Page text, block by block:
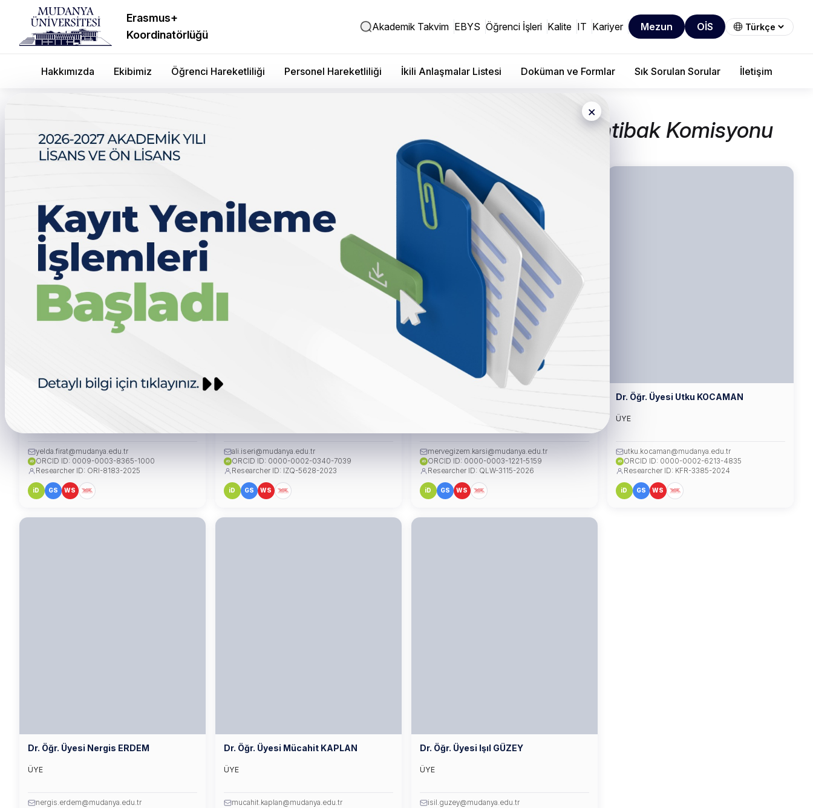
Erasmus+
Koordinatörlüğü
Akademik Takvim EBYS Öğrenci İşleri Kalite IT Kariyer Mezun OİS
Hakkımızda Ekibimiz Öğrenci Hareketliliği Personel Hareketliliği İkili Anlaşmalar Listesi Doküman ve Formlar Sık Sorulan Sorular İletişim
×
Mühendislik, Mimarlık ve Tasarım Fakültesi - Muafiyet ve İntibak Komisyonu
yelda.firat@mudanya.edu.tr
iD ORCID ID: 0009-0003-8365-1000
Researcher ID: ORI-8183-2025
iD GS WS
ali.iseri@mudanya.edu.tr
iD ORCID ID: 0000-0002-0340-7039
Researcher ID: IZQ-5628-2023
iD GS WS
mervegizem.karsi@mudanya.edu.tr
iD ORCID ID: 0000-0003-1221-5159
Researcher ID: QLW-3115-2026
iD GS WS
Dr. Öğr. Üyesi Utku KOCAMAN
ÜYE
utku.kocaman@mudanya.edu.tr
iD ORCID ID: 0000-0002-6213-4835
Researcher ID: KFR-3385-2024
iD GS WS
Dr. Öğr. Üyesi Nergis ERDEM
ÜYE
nergis.erdem@mudanya.edu.tr
Dr. Öğr. Üyesi Mücahit KAPLAN
ÜYE
mucahit.kaplan@mudanya.edu.tr
Dr. Öğr. Üyesi Işıl GÜZEY
ÜYE
isil.guzey@mudanya.edu.tr